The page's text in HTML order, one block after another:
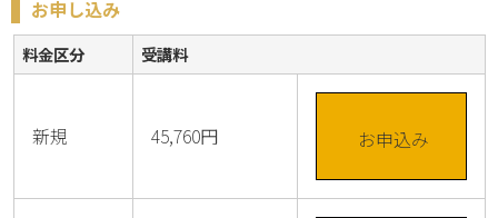
お申し込み
料金区分 受講料
新規 45,760円 お申込み